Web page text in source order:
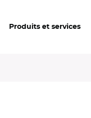
Produits et services